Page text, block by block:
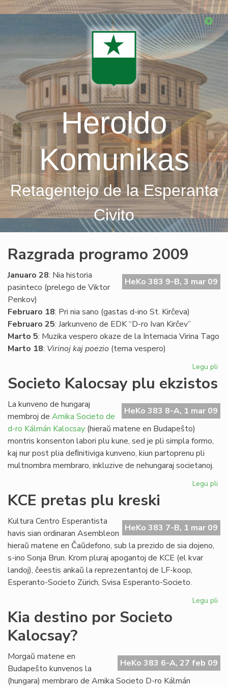
Skip
Heroldo
Komunikas
Retagentejo de la Esperanta
Civito
Razgrada programo 2009
HeKo 383 9-B, 3 mar 09
Januaro 28: Nia historia
pasinteco (prelego de Viktor
Penkov)
Februaro 18: Pri nia sano (gastas d-ino St. Kirĉeva)
Februaro 25: Jarkunveno de EDK “D-ro Ivan Kirĉev”
Marto 5: Muzika vespero okaze de la Internacia Virina Tago
Marto 18: Virinoj kaj poezio (tema vespero)
Legu pli
Societo Kalocsay plu ekzistos
HeKo 383 8-A, 1 mar 09
La kunveno de hungaraj
membroj de Amika Societo de
d-ro Kálmán Kalocsay (hieraŭ matene en Budapeŝto)
montris konsenton labori plu kune, sed je pli simpla formo,
kaj nur post plia deﬁnitiviga kunveno, kiun partoprenu pli
multnombra membraro, inkluzive de nehungaraj societanoj.
Legu pli
KCE pretas plu kreski
HeKo 383 7-B, 1 mar 09
Kultura Centro Esperantista
havis sian ordinaran Asembleon
hieraŭ matene en Ĉaŭdefono, sub la prezido de sia dojeno,
s-ino Sonja Brun. Krom pluraj apogantoj de KCE (el kvar
landoj), ĉeestis ankaŭ la reprezentantoj de LF-koop,
Esperanto-Societo Zürich, Svisa Esperanto-Societo.
Legu pli
Kia destino por Societo
Kalocsay?
HeKo 383 6-A, 27 feb 09
Morgaŭ matene en
Budapeŝto kunvenos la
(hungara) membraro de Amika Societo D-ro Kálmán